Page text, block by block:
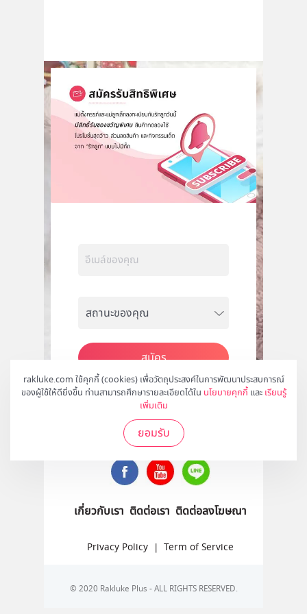
rakluke.com ใช้คุกกี้ (cookies) เพื่อวัตถุประสงค์ในการพัฒนาประสบการณ์
ของผู้ใช้ให้ดียิ่งขึ้น ท่านสามารถศึกษารายละเอียดได้ใน นโยบายคุกกี้ และ เรียนรู้
เพิ่มเติม
ยอมรับ
สมัคร
ติดตามเราได้ที่
เกี่ยวกับเรา ติดต่อเรา ติดต่อลงโฆษณา
Privacy Policy | Term of Service
© 2020 Rakluke Plus - ALL RIGHTS RESERVED.